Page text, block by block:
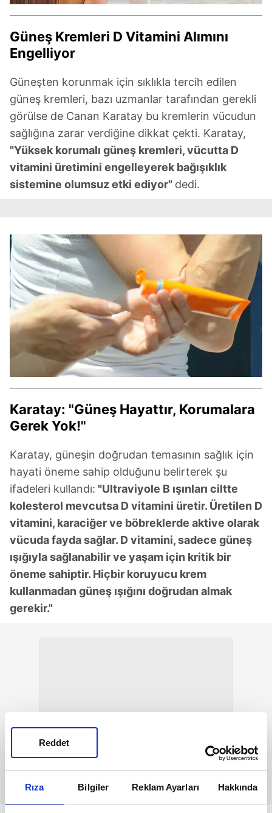
Rıza Bilgiler Reklam Ayarları Hakkında
Reddet
Güneş Kremleri D Vitamini Alımını
Engelliyor
Güneşten korunmak için sıklıkla tercih edilen
güneş kremleri, bazı uzmanlar tarafından gerekli
görülse de Canan Karatay bu kremlerin vücudun
sağlığına zarar verdiğine dikkat çekti. Karatay,
"Yüksek korumalı güneş kremleri, vücutta D
vitamini üretimini engelleyerek bağışıklık
sistemine olumsuz etki ediyor" dedi.
Karatay: "Güneş Hayattır, Korumalara
Gerek Yok!"
Karatay, güneşin doğrudan temasının sağlık için
hayati öneme sahip olduğunu belirterek şu
ifadeleri kullandı: "Ultraviyole B ışınları ciltte
kolesterol mevcutsa D vitamini üretir. Üretilen D
vitamini, karaciğer ve böbreklerde aktive olarak
vücuda fayda sağlar. D vitamini, sadece güneş
ışığıyla sağlanabilir ve yaşam için kritik bir
öneme sahiptir. Hiçbir koruyucu krem
kullanmadan güneş ışığını doğrudan almak
gerekir."